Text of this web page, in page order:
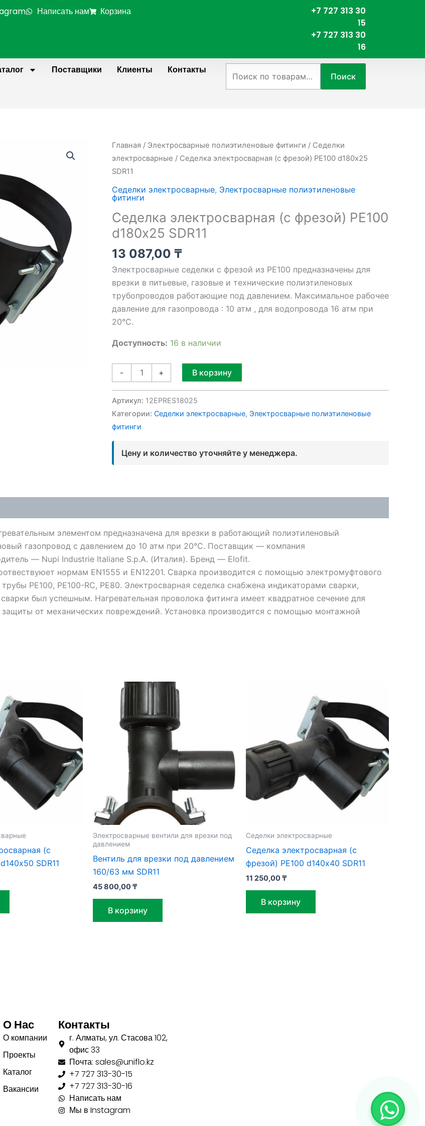
Написать нам Корзина
+7 727 313 30
15
+7 727 313 30
16
Поставщики Клиенты Контакты
Поиск
Главная / Электросварные полиэтиленовые фитинги / Седелки
электросварные / Седелка электросварная (с фрезой) PE100 d180х25
SDR11
Седелки электросварные, Электросварные полиэтиленовые
фитинги
Седелка электросварная (с фрезой) PE100
d180х25 SDR11
13 087,00 ₸
Электросварные седелки с фрезой из PE100 предназначены для
врезки в питьевые, газовые и технические полиэтиленовых
трубопроводов работающие под давлением. Максимальное рабочее
давление для газопровода : 10 атм , для водопровода 16 атм при
20°C.
Доступность: 16 в наличии
-
Количество
товара
Седелка
электросварная
(с
фрезой)
PE100
d180х25
SDR11
+ В корзину
Артикул: 12EPRES18025
Категории: Седелки электросварные, Электросварные полиэтиленовые
фитинги
Цену и количество уточняйте у менеджера.
элементом предназначена для врезки в работающий полиэтиленовый
газопровод с давлением до 10 атм при 20°C. Поставщик — компания
— Nupi Industrie Italiane S.p.A. (Италия). Бренд — Elofit.
нормам EN1555 и EN12201. Сварка производится с помощью электромуфтового
PE100, PE100-RC, PE80. Электросварная седелка снабжена индикаторами сварки,
был успешным. Нагревательная проволока фитинга имеет квадратное сечение для
от механических повреждений. Установка производится с помощью монтажной
(с
SDR11
Электросварные вентили для врезки под
давлением
Вентиль для врезки под давлением
160/63 мм SDR11
45 800,00₸
В корзину
Седелки электросварные
Седелка электросварная (с
фрезой) PE100 d140х40 SDR11
11 250,00₸
В корзину
О Нас
О компании
Проекты
Каталог
Вакансии
Контакты
г. Алматы, ул. Стасова 102,
офис 33
Почта: sales@uniflo.kz
+7 727 313-30-15
+7 727 313-30-16
Написать нам
Мы в Instagram